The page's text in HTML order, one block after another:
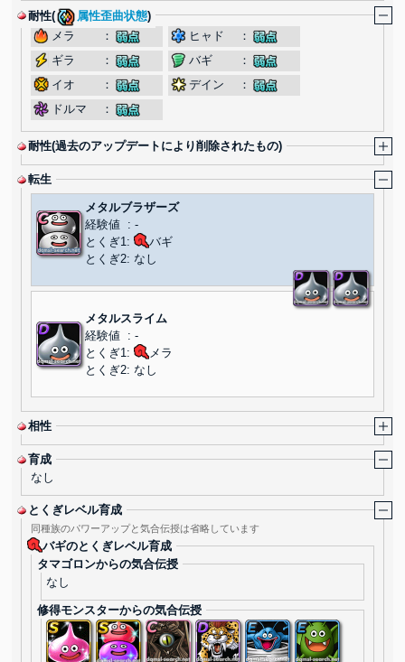
耐性( 属性歪曲状態)
メラ
： ヒャド
：
ギラ
： バギ
：
イオ
： デイン
：
ドルマ
：
耐性(過去のアップデートにより削除されたもの)
転生
メタルブラザーズ
経験値 : -
とくぎ1:
バギ
とくぎ2: なし
メタルスライム
経験値 : -
とくぎ1:
メラ
とくぎ2: なし
相性
育成
なし
とくぎレベル育成
同種族のパワーアップと気合伝授は省略しています
バギのとくぎレベル育成
タマゴロンからの気合伝授
なし
修得モンスターからの気合伝授